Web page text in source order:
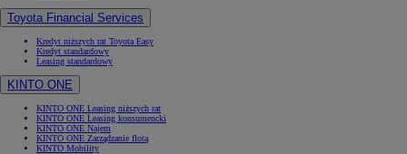
Toyota Financial Services
Kredyt niższych rat Toyota Easy
Kredyt standardowy
Leasing standardowy
KINTO ONE
KINTO ONE Leasing niższych rat
KINTO ONE Leasing konsumencki
KINTO ONE Najem
KINTO ONE Zarządzanie flotą
KINTO Mobility